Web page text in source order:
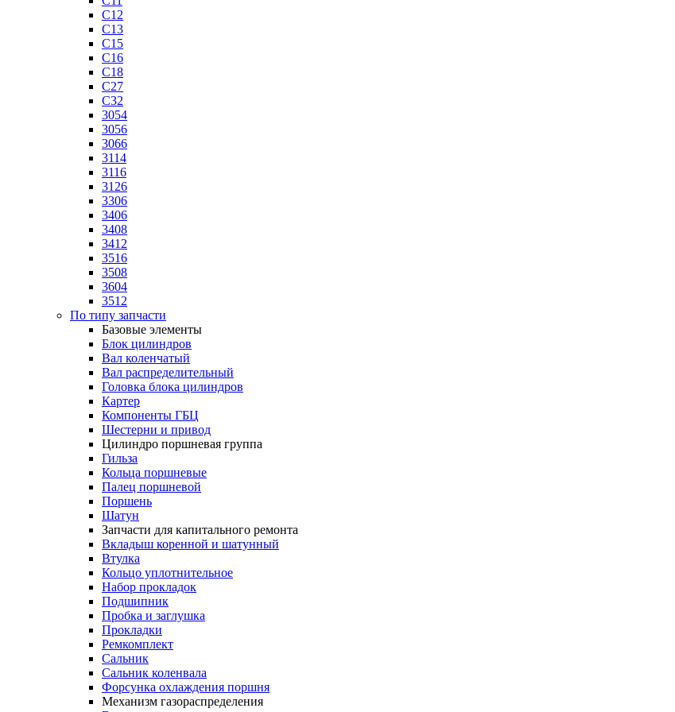
C12
C13
C15
C16
C18
C27
C32
3054
3056
3066
3114
3116
3126
3306
3406
3408
3412
3516
3508
3604
3512
По типу запчасти
Базовые элементы
Блок цилиндров
Вал коленчатый
Вал распределительный
Головка блока цилиндров
Картер
Компоненты ГБЦ
Шестерни и привод
Цилиндро поршневая группа
Гильза
Кольца поршневые
Палец поршневой
Поршень
Шатун
Запчасти для капитального ремонта
Вкладыш коренной и шатунный
Втулка
Кольцо уплотнительное
Набор прокладок
Подшипник
Пробка и заглушка
Прокладки
Ремкомплект
Сальник
Сальник коленвала
Форсунка охлаждения поршня
Механизм газораспределения